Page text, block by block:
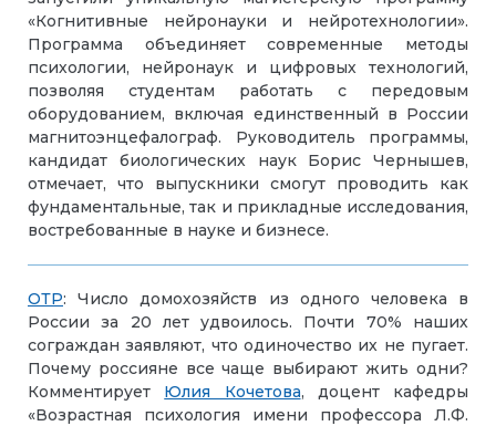
«Когнитивные нейронауки и нейротехнологии».
Программа объединяет современные методы
психологии, нейронаук и цифровых технологий,
позволяя студентам работать с передовым
оборудованием, включая единственный в России
магнитоэнцефалограф. Руководитель программы,
кандидат биологических наук Борис Чернышев,
отмечает, что выпускники смогут проводить как
фундаментальные, так и прикладные исследования,
востребованные в науке и бизнесе.
ОТР: Число домохозяйств из одного человека в
России за 20 лет удвоилось. Почти 70% наших
сограждан заявляют, что одиночество их не пугает.
Почему россияне все чаще выбирают жить одни?
Комментирует Юлия Кочетова, доцент кафедры
«Возрастная психология имени профессора Л.Ф.